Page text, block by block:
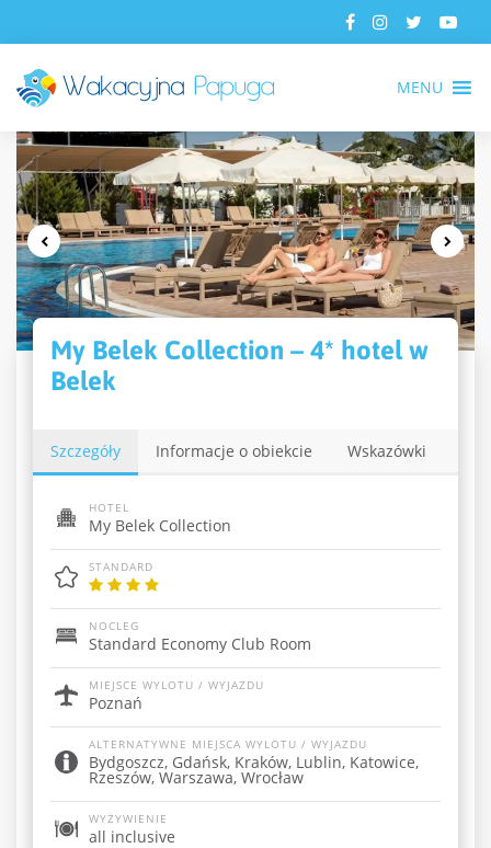
MENU
My Belek Collection – 4* hotel w
Belek
Szczegóły Informacje o obiekcie Wskazówki
HOTEL
My Belek Collection
STANDARD
NOCLEG
Standard Economy Club Room
MIEJSCE WYLOTU / WYJAZDU
Poznań
ALTERNATYWNE MIEJSCA WYLOTU / WYJAZDU
Bydgoszcz, Gdańsk, Kraków, Lublin, Katowice,
Rzeszów, Warszawa, Wrocław
WYŻYWIENIE
all inclusive